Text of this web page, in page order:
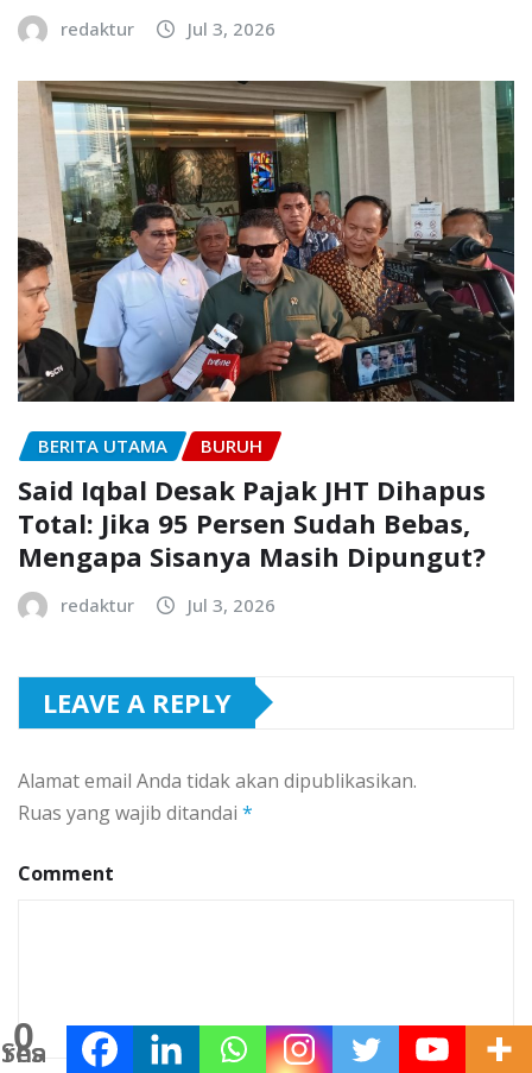
0
Shares
redaktur Jul 3, 2026
BERITA UTAMA BURUH
Said Iqbal Desak Pajak JHT Dihapus
Total: Jika 95 Persen Sudah Bebas,
Mengapa Sisanya Masih Dipungut?
redaktur Jul 3, 2026
LEAVE A REPLY
Alamat email Anda tidak akan dipublikasikan.
Ruas yang wajib ditandai *
Comment